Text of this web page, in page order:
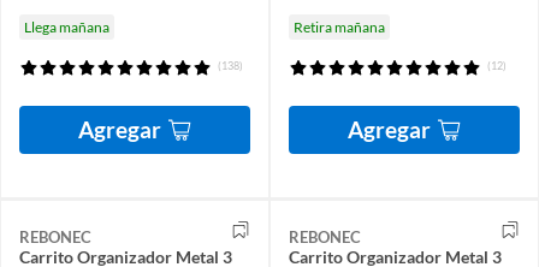
Llega mañana
(138)
Agregar
Retira mañana
(12)
Agregar
REBONEC
Carrito Organizador Metal 3
REBONEC
Carrito Organizador Metal 3